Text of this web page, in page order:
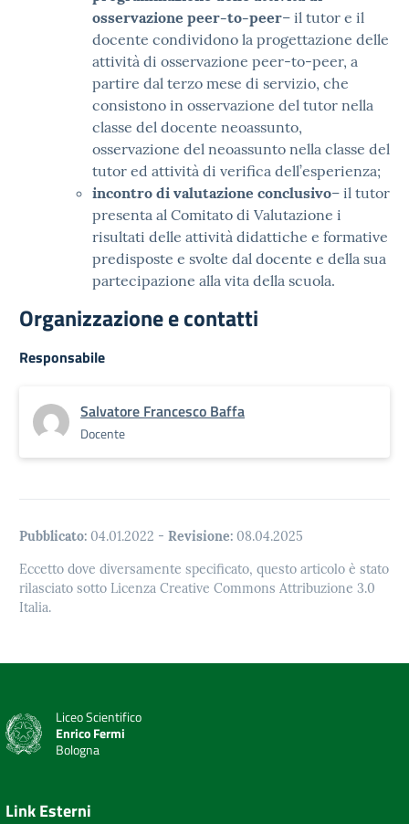
osservazione peer-to-peer– il tutor e il
docente condividono la progettazione delle
attività di osservazione peer-to-peer, a
partire dal terzo mese di servizio, che
consistono in osservazione del tutor nella
classe del docente neoassunto,
osservazione del neoassunto nella classe del
tutor ed attività di verifica dell’esperienza;
incontro di valutazione conclusivo– il tutor
presenta al Comitato di Valutazione i
risultati delle attività didattiche e formative
predisposte e svolte dal docente e della sua
partecipazione alla vita della scuola.
Organizzazione e contatti
Responsabile
Salvatore Francesco Baffa
Docente
Pubblicato: 04.01.2022 - Revisione: 08.04.2025
Eccetto dove diversamente specificato, questo articolo è stato
rilasciato sotto Licenza Creative Commons Attribuzione 3.0
Italia.
Liceo Scientifico
Enrico Fermi
Bologna
Link Esterni